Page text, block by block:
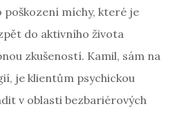
míchy, které je
do aktivního života
zkušeností. Kamil, sám na
je klientům psychickou
v oblasti bezbariérových